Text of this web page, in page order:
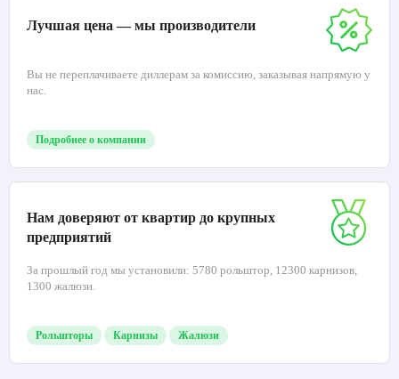
Лучшая цена — мы производители
Вы не переплачиваете диллерам за комиссию, заказывая напрямую у
нас.
Подробнее о компании
Нам доверяют от квартир до крупных
предприятий
За прошлый год мы установили: 5780 рольштор, 12300 карнизов,
1300 жалюзи.
Рольшторы Карнизы Жалюзи